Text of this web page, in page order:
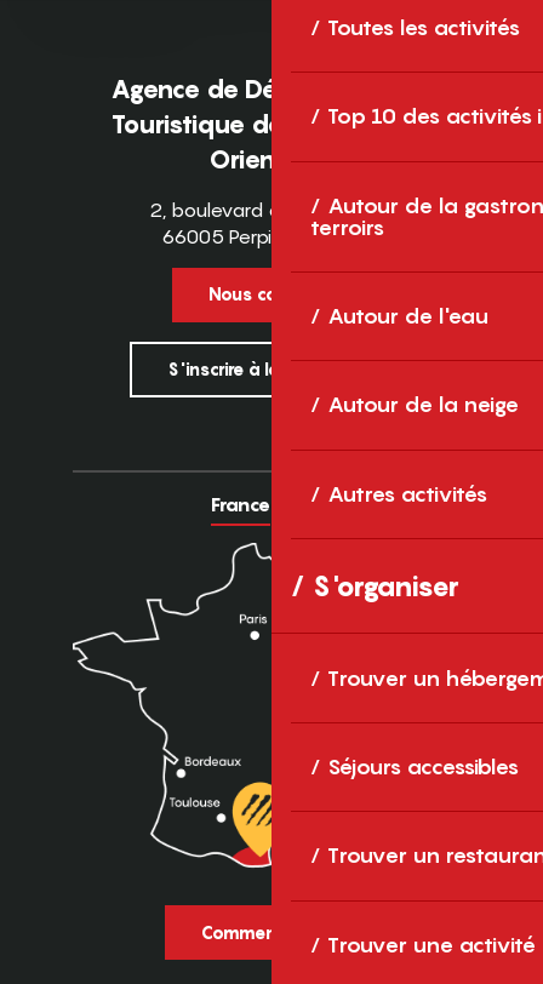
Toutes les activités
Top 10 des activités
Autour de la
terroirs
Autour de l'eau
Autour de la neige
Autres activités
S'organiser
Trouver un
Séjours accessibles
Trouver un
Trouver une activité
Agence de Développement
Touristique des Pyrénées-
Orientales
2, boulevard des Pyrénées
66005 Perpignan Cedex
Nous contacter
S'inscrire à la newsletter
France Europe
Comment venir ?